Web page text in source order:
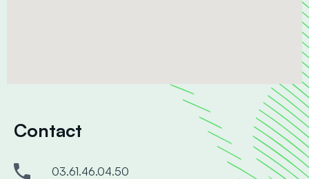
Contact
03.61.46.04.50